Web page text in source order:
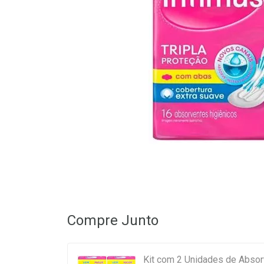
Compre Junto
Kit com 2 Unidades de